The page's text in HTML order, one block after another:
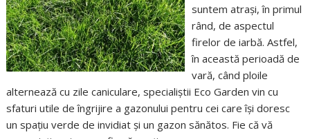
suntem atrași, în primul
rând, de aspectul
firelor de iarbă. Astfel,
în această perioadă de
vară, când ploile
alternează cu zile caniculare, specialiștii Eco Garden vin cu
sfaturi utile de îngrijire a gazonului pentru cei care își doresc
un spațiu verde de invidiat și un gazon sănătos. Fie că vă